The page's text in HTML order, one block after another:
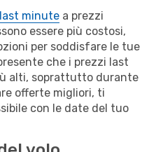
minute a prezzi
essere più costosi,
per soddisfare le tue
che i prezzi last
alti, soprattutto durante
offerte migliori, ti
con le date del tuo